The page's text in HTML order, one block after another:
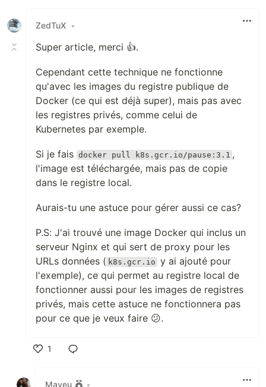
ZedTuX •
Super article, merci 👍.
Cependant cette technique ne fonctionne
qu'avec les images du registre publique de
Docker (ce qui est déjà super), mais pas avec
les registres privés, comme celui de
Kubernetes par exemple.
Si je fais docker pull k8s.gcr.io/pause:3.1 ,
l'image est téléchargée, mais pas de copie
dans le registre local.
Aurais-tu une astuce pour gérer aussi ce cas?
P.S: J'ai trouvé une image Docker qui inclus un
serveur Nginx et qui sert de proxy pour les
URLs données ( k8s.gcr.io y ai ajouté pour
l'exemple), ce qui permet au registre local de
fonctionner aussi pour les images de registres
privés, mais cette astuce ne fonctionnera pas
pour ce que je veux faire 😕.
1
Mayeu
•